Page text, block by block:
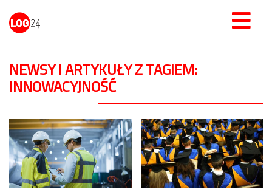
NEWSY I ARTYKUŁY Z TAGIEM:
INNOWACYJNOŚĆ